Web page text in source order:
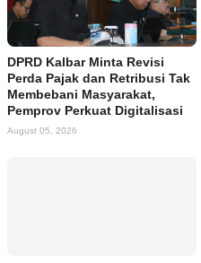
DPRD Kalbar Minta Revisi
Perda Pajak dan Retribusi Tak
Membebani Masyarakat,
Pemprov Perkuat Digitalisasi
August 05, 2026